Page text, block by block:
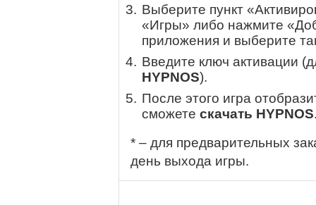
Выберите пункт
«Игры» либо нажмите
приложения и выберите
Введите ключ активации
HYPNOS).
После этого игра
сможете скачать HYPNOS
* – для предварительных
день выхода игры.